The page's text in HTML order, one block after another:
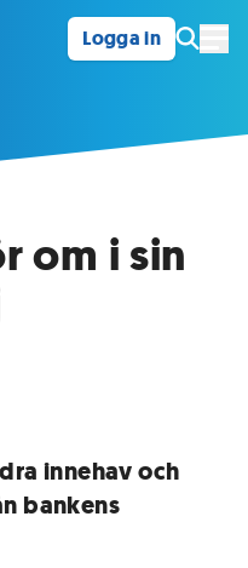
Logga in
om i sin
innehav och
bankens